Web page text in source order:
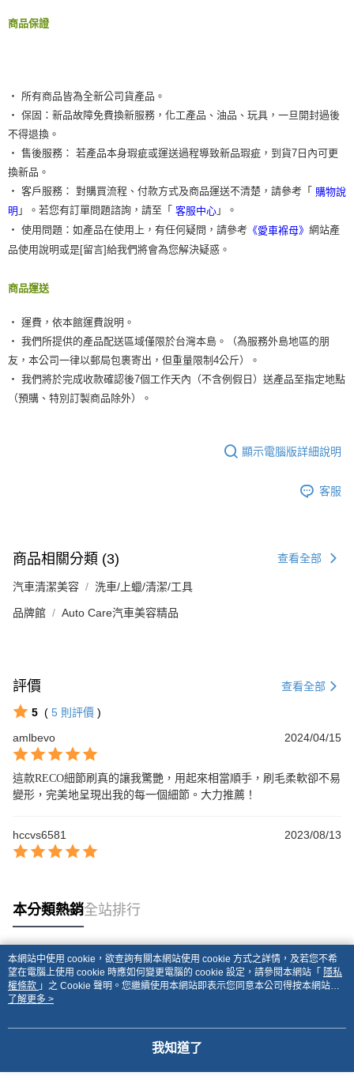
５．嚴禁一人註冊多個帳號或使用他人資訊註冊。若發現惡意使用之情形，
商品保證
‧ 所有商品皆為全新公司貨產品。
‧ 保固：新品故障免費換新服務，化工產品、油品、玩具，一旦開封過後
不得退換。
‧ 售後服務： 若產品本身瑕疵或運送過程導致新品瑕疵，到貨7日內可更
換新品。
‧ 客戶服務： 對購買流程、付款方式及商品運送不清楚，請參考「 購物說
明 」。若您有訂單問題諮詢，請至「 客服中心 」。
‧ 使用問題：如產品在使用上，有任何疑問，請參考 《愛車褓母》 網站產
品使用說明或是[留言]給我們將會為您解決疑惑。
商品運送
‧ 運費，依本館運費說明。
‧ 我們所提供的產品配送區域僅限於台灣本島。（為服務外島地區的朋
友，本公司一律以郵局包裹寄出，但重量限制4公斤）。
‧ 我們將於完成收款確認後7個工作天內（不含例假日）送產品至指定地點
（預購、特別訂製商品除外）。
顯示電腦版詳細說明
客服
商品相關分類 (3) 查看全部
汽車清潔美容 洗車/上蠟/清潔/工具
品牌館 Auto Care汽車美容精品
評價 查看全部
5 ( 5 則評價 )
amlbevo
2024/04/15
這款RECO細節刷真的讓我驚艷，用起來相當順手，刷毛柔軟卻不易
變形，完美地呈現出我的每一個細節。大力推薦！
hccvs6581 2023/08/13
本分類熱銷全站排行
熱門標籤
本網站中使用 cookie，欲查詢有關本網站使用 cookie 方式之詳情，及若您不希
望在電腦上使用 cookie 時應如何變更電腦的 cookie 設定，請參閱本網站「 隱私
權條款 」之 Cookie 聲明。您繼續使用本網站即表示您同意本公司得按本網站使
用條款之 Cookie 聲明使用 cookie。
了解更多 >
我知道了